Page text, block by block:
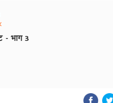
- भाग 3